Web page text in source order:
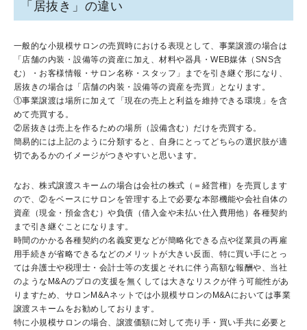
「居抜き」の違い
一般的な小規模サロンの売買時における表現として、事業譲渡の場合は
「店舗の内装・設備等の資産に加え、材料や器具・WEB媒体（SNS含
む）・お客様情報・サロン名称・スタッフ」までを引き継ぐ形になり、
居抜きの場合は「店舗の内装・設備等の資産を売買」となります。
①事業譲渡は場所に加えて「現在の売上と利益を維持できる環境」を含
めて売買する。
②居抜きは売上を作るための場所（設備含む）だけを売買する。
簡易的には上記のように分類すると、自身にとってどちらの選択肢が適
切であるかのイメージがつきやすいと思います。
なお、株式譲渡スキームの場合は会社の株式（＝経営権）を売買します
ので、②をベースにサロンを管理する上で必要な本部機能や会社自体の
資産（現金・預金含む）や負債（借入金や未払い仕入費用他）各種契約
まで引き継ぐことになります。
時間のかかる各種契約の名義変更などが簡略化できる点や従業員の再雇
用手続きが省略できるなどのメリットが大きい反面、特に買い手にとっ
ては弁護士や税理士・会計士等の支援とそれに伴う高額な報酬や、当社
のようなM&Aのプロの支援を無くしては大きなリスクが伴う可能性があ
りますため、サロンM&Aネットでは小規模サロンのM&Aにおいては事業
譲渡スキームをお勧めしております。
特に小規模サロンの場合、譲渡価額に対して売り手・買い手共に必要と